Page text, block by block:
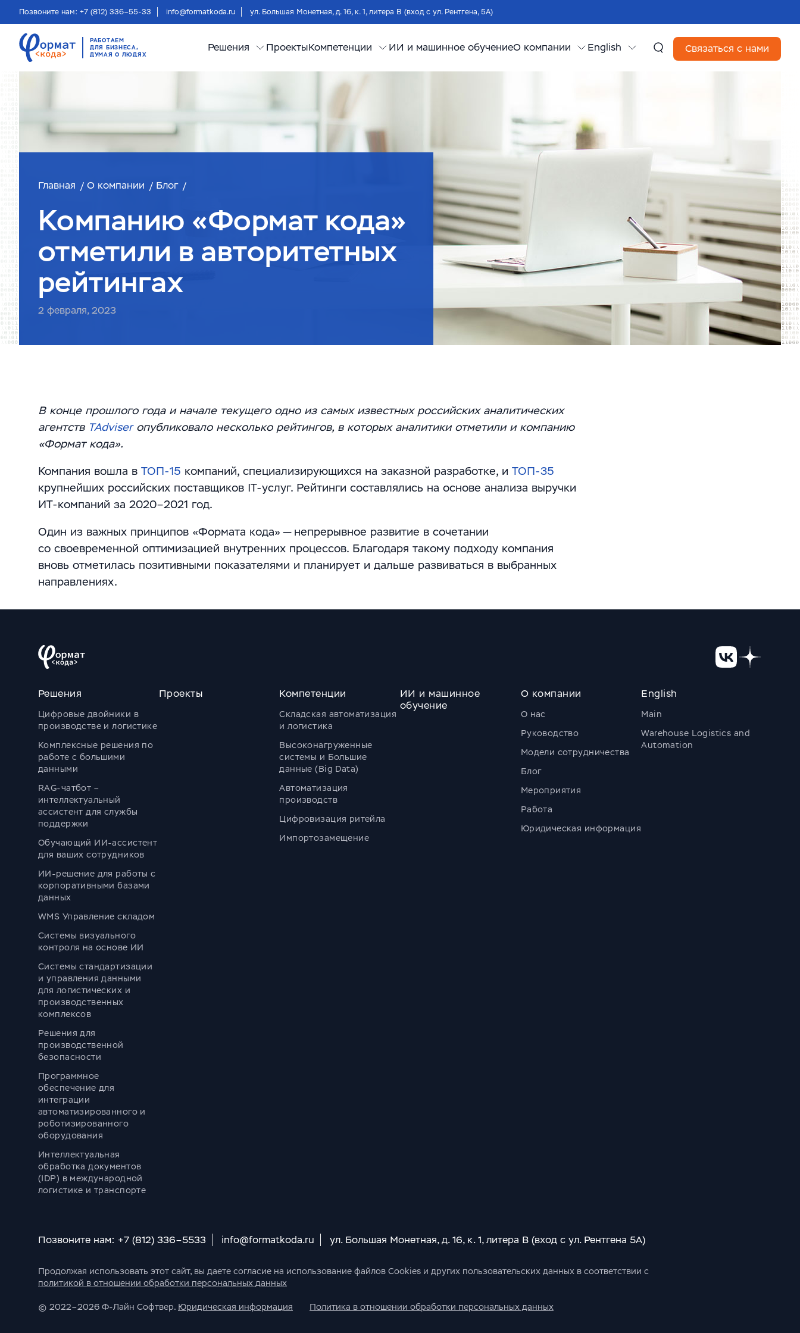
Позвоните нам: +7 (812) 336–55-33 info@formatkoda.ru ул. Большая Монетная, д. 16, к. 1, литера В (вход с ул. Рентгена, 5А)
РАБОТАЕМ
ДЛЯ БИЗНЕСА,
ДУМАЯ О ЛЮДЯХ
Решения ПроектыКомпетенции ИИ и машинное обучениеО компании English Связаться с нами
Главная О компании Блог
Компанию «Формат кода»
отметили в авторитетных
рейтингах
2 февраля, 2023
В конце прошлого года и начале текущего одно из самых известных российских аналитических
агентств TAdviserопубликовало несколько рейтингов, в которых аналитики отметили и компанию
«Формат кода».
Компания вошла в ТОП-15 компаний, специализирующихся на заказной разработке, и ТОП-35
крупнейших российских поставщиков IT-услуг. Рейтинги составлялись на основе анализа выручки
ИТ-компаний за 2020–2021 год.
Один из важных принципов «Формата кода» — непрерывное развитие в сочетании
со своевременной оптимизацией внутренних процессов. Благодаря такому подходу компания
вновь отметилась позитивными показателями и планирует и дальше развиваться в выбранных
направлениях.
Решения
Цифровые двойники в
производстве и логистике
Комплексные решения по
работе с большими
данными
RAG-чатбот –
интеллектуальный
ассистент для службы
поддержки
Обучающий ИИ-ассистент
для ваших сотрудников
ИИ-решение для работы с
корпоративными базами
данных
WMS Управление складом
Системы визуального
контроля на основе ИИ
Системы стандартизации
и управления данными
для логистических и
производственных
комплексов
Решения для
производственной
безопасности
Программное
обеспечение для
интеграции
автоматизированного и
роботизированного
оборудования
Интеллектуальная
обработка документов
(IDP) в международной
логистике и транспорте
Проекты Компетенции
Складская автоматизация
и логистика
Высоконагруженные
системы и Большие
данные (Big Data)
Автоматизация
производств
Цифровизация ритейла
Импортозамещение
ИИ и машинное
обучение
О компании
О нас
Руководство
Модели сотрудничества
Блог
Мероприятия
Работа
Юридическая информация
English
Main
Warehouse Logistics and
Automation
Позвоните нам: +7 (812) 336–5533 info@formatkoda.ru ул. Большая Монетная, д. 16, к. 1, литера В (вход с ул. Рентгена 5А)
Продолжая использовать этот сайт, вы даете согласие на использование файлов Cookies и других пользовательских данных в соответствии с
политикой в отношении обработки персональных данных
© 2022–2026 Ф-Лайн Софтвер. Юридическая информация Политика в отношении обработки персональных данных